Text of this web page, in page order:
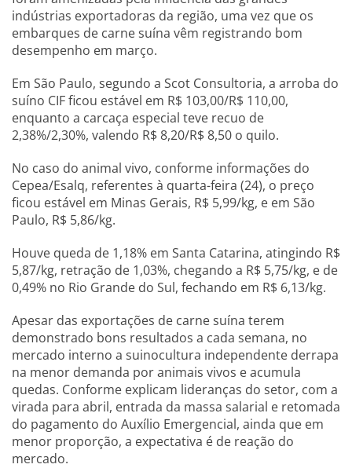
indústrias exportadoras da região, uma vez que os
embarques de carne suína vêm registrando bom
desempenho em março.
Em São Paulo, segundo a Scot Consultoria, a arroba do
suíno CIF ficou estável em R$ 103,00/R$ 110,00,
enquanto a carcaça especial teve recuo de
2,38%/2,30%, valendo R$ 8,20/R$ 8,50 o quilo.
No caso do animal vivo, conforme informações do
Cepea/Esalq, referentes à quarta-feira (24), o preço
ficou estável em Minas Gerais, R$ 5,99/kg, e em São
Paulo, R$ 5,86/kg.
Houve queda de 1,18% em Santa Catarina, atingindo R$
5,87/kg, retração de 1,03%, chegando a R$ 5,75/kg, e de
0,49% no Rio Grande do Sul, fechando em R$ 6,13/kg.
Apesar das exportações de carne suína terem
demonstrado bons resultados a cada semana, no
mercado interno a suinocultura independente derrapa
na menor demanda por animais vivos e acumula
quedas. Conforme explicam lideranças do setor, com a
virada para abril, entrada da massa salarial e retomada
do pagamento do Auxílio Emergencial, ainda que em
menor proporção, a expectativa é de reação do
mercado.